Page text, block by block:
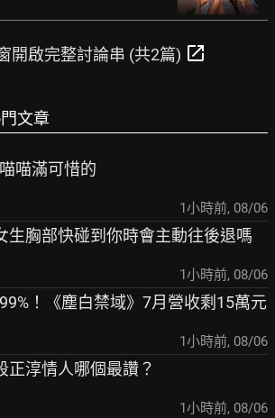
開啟完整討論串 (共2篇) open_in_new
文章
喵滿可惜的
1小時前, 08/06
生胸部快碰到你時會主動往後退嗎
1小時前, 08/06
！《塵白禁域》7月營收剩15萬元
1小時前, 08/06
正淳情人哪個最讚？
1小時前, 08/06